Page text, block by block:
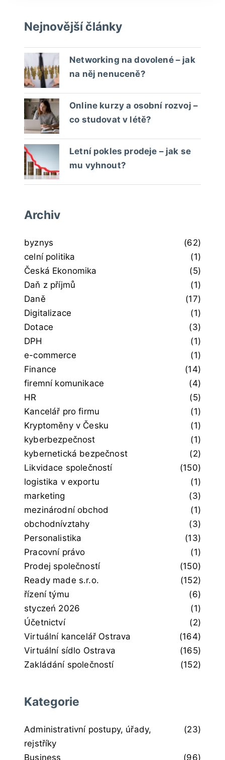
Nejnovější články
Networking na dovolené – jak
na něj nenuceně?
Online kurzy a osobní rozvoj –
co studovat v létě?
Letní pokles prodeje – jak se
mu vyhnout?
Archiv
byznys
(62)
celní politika
(1)
Česká Ekonomika
(5)
Daň z příjmů
(1)
Daně
(17)
Digitalizace
(1)
Dotace
(3)
DPH
(1)
e-commerce
(1)
Finance
(14)
firemní komunikace
(4)
HR
(5)
Kancelář pro firmu
(1)
Kryptoměny v Česku
(1)
kyberbezpečnost
(1)
kybernetická bezpečnost
(2)
Likvidace společností
(150)
logistika v exportu
(1)
marketing
(3)
mezinárodní obchod
(1)
obchodnívztahy
(3)
Personalistika
(13)
Pracovní právo
(1)
Prodej společností
(150)
Ready made s.r.o.
(152)
řízení týmu
(6)
styczeń 2026
(1)
Účetnictví
(2)
Virtuální kancelář Ostrava
(164)
Virtuální sídlo Ostrava
(165)
Zakládání společností
(152)
Kategorie
Administrativní postupy, úřady,
rejstříky
(23)
Business
(96)